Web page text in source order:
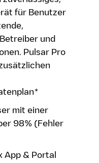
für Benutzer
und
Pulsar Pro
mit einer
98% (Fehler
App & Portal